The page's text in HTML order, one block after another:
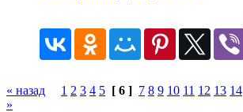
« назад 1 2 3 4 5 [ 6 ] 7 8 9 10 11 12 13 14
»